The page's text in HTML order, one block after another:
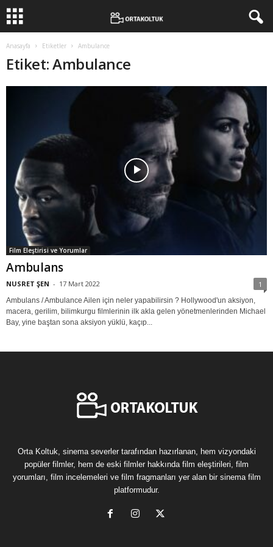
Anasayfa Etiketler Ambulance
Etiket: Ambulance
Film Eleştirisi ve Yorumlar
Ambulans
NUSRET ŞEN - 17 Mart 2022 1
Ambulans / Ambulance Ailen için neler yapabilirsin ? Hollywood'un aksiyon,
macera, gerilim, bilimkurgu filmlerinin ilk akla gelen yönetmenlerinden Michael
Bay, yine baştan sona aksiyon yüklü, kaçıp...
Orta Koltuk, sinema severler tarafından hazırlanan, hem vizyondaki
popüler filmler, hem de eski filmler hakkında film eleştirileri, film
yorumları, film incelemeleri ve film fragmanları yer alan bir sinema film
platformudur.